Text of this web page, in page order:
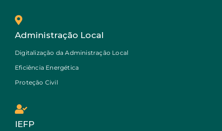
Administração Local
Digitalização da Administração Local
Eficiência Energética
Proteção Civil
IEFP